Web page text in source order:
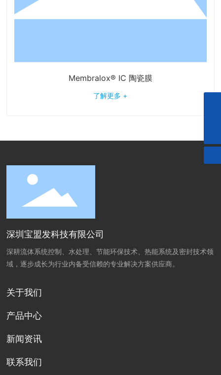
Membralox® IC 陶瓷膜
了解更多 +
深圳宝盟发科技有限公司
深耕流体系统控制、水处理、节能环保技术、热能系统及密封技术领
域，逐步成长为行业内备受信赖的专业解决方案供应商。
关于我们
产品中心
新闻资讯
联系我们